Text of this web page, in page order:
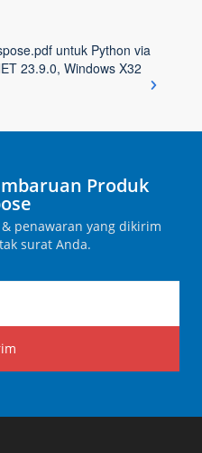
untuk Python via
23.9.0, Windows X32
Produk
penawaran yang dikirim
surat Anda.